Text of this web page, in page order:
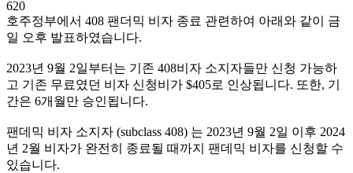
620
호주정부에서 408 팬더믹 비자 종료 관련하여 아래와 같이 금
일 오후 발표하였습니다.
2023년 9월 2일부터는 기존 408비자 소지자들만 신청 가능하
고 기존 무료였던 비자 신청비가 $405로 인상됩니다. 또한, 기
간은 6개월만 승인됩니다.
팬데믹 비자 소지자 (subclass 408) 는 2023년 9월 2일 이후 2024
년 2월 비자가 완전히 종료될 때까지 팬데믹 비자를 신청할 수
있습니다.